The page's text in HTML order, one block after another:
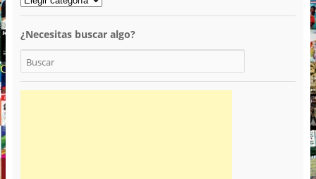
¿Necesitas buscar algo?